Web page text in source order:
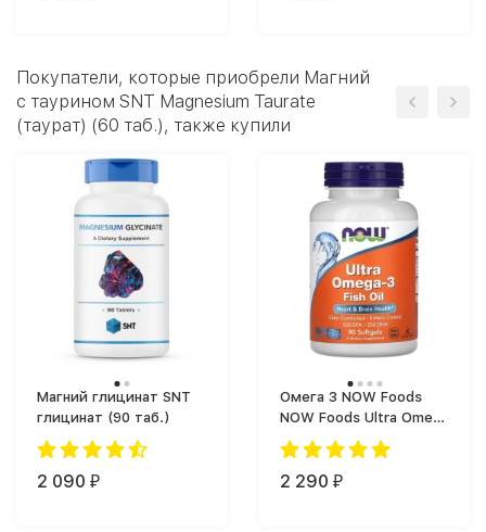
Покупатели, которые приобрели Магний
c таурином SNT Magnesium Taurate
(таурат) (60 таб.), также купили
Магний глицинат SNT
глицинат (90 таб.)
2 090 ₽
Омега 3 NOW Foods
NOW Foods Ultra Omega
2 290 ₽